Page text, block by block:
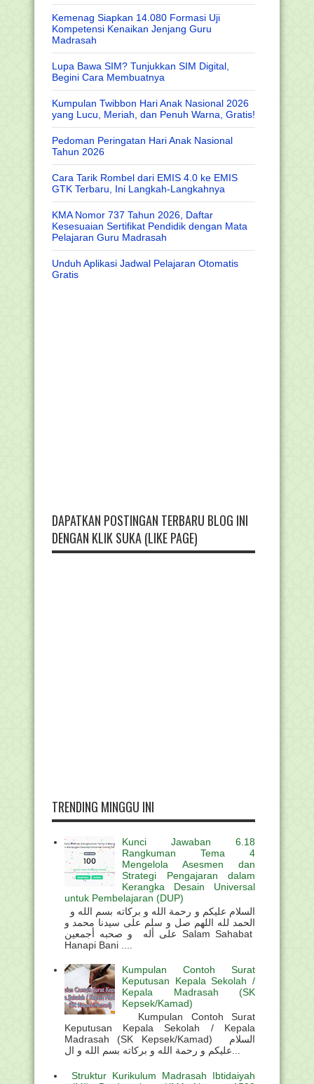
Kemenag Siapkan 14.080 Formasi Uji
Kompetensi Kenaikan Jenjang Guru
Madrasah
Lupa Bawa SIM? Tunjukkan SIM Digital,
Begini Cara Membuatnya
Kumpulan Twibbon Hari Anak Nasional 2026
yang Lucu, Meriah, dan Penuh Warna, Gratis!
Pedoman Peringatan Hari Anak Nasional
Tahun 2026
Cara Tarik Rombel dari EMIS 4.0 ke EMIS
GTK Terbaru, Ini Langkah-Langkahnya
KMA Nomor 737 Tahun 2026, Daftar
Kesesuaian Sertifikat Pendidik dengan Mata
Pelajaran Guru Madrasah
Unduh Aplikasi Jadwal Pelajaran Otomatis
Gratis
DAPATKAN POSTINGAN TERBARU BLOG INI
DENGAN KLIK SUKA (LIKE PAGE)
TRENDING MINGGU INI
Kunci Jawaban 6.18
Rangkuman Tema 4
Mengelola Asesmen dan
Strategi Pengajaran dalam
Kerangka Desain Universal
untuk Pembelajaran (DUP)
الحمد لله اللهم صل و سلم على سيدنا محمد و
على أله و صحبه أجمعين Salam Sahabat
Hanapi Bani ....
Kumpulan Contoh Surat
Keputusan Kepala Sekolah /
Kepala Madrasah (SK
Kepsek/Kamad)
Kumpulan Contoh Surat
Keputusan Kepala Sekolah / Kepala
Madrasah (SK Kepsek/Kamad) السلام
Struktur Kurikulum Madrasah Ibtidaiyah